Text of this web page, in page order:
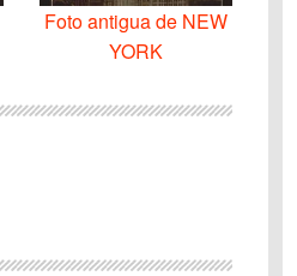
Foto antigua de NEW
YORK